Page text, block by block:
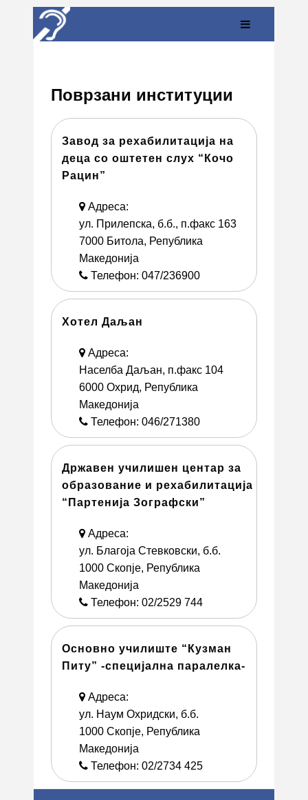
Поврзани институции
Завод за рехабилитација на
деца со оштетен слух “Кочо
Рацин”
Адреса:
ул. Прилепска, б.б., п.факс 163
7000 Битола, Република
Македонија
Телефон: 047/236900
Хотел Даљан
Адреса:
Населба Даљан, п.факс 104
6000 Охрид, Република
Македонија
Телефон: 046/271380
Државен училишен центар за
образование и рехабилитација
“Партенија Зографски”
Адреса:
ул. Благоја Стевковски, б.б.
1000 Скопје, Република
Македонија
Телефон: 02/2529 744
Основно училиште “Кузман
Питу” -специјална паралелка-
Адреса:
ул. Наум Охридски, б.б.
1000 Скопје, Република
Македонија
Телефон: 02/2734 425